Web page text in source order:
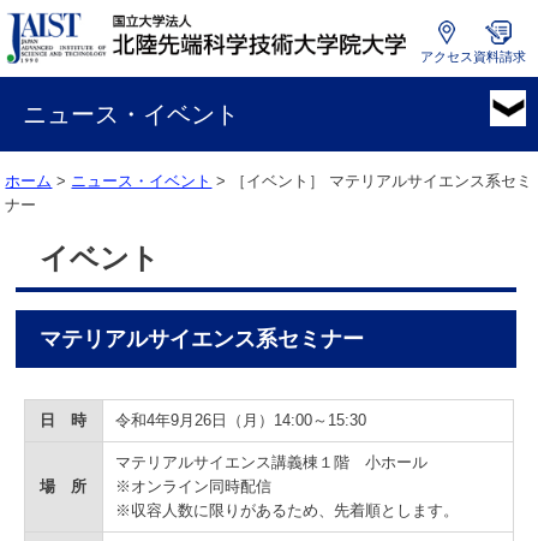
国
学
法
人
先
端
学
アクセス 資料請求
ニュース・イベント
ホーム > ニュース・イベント > ［イベント］ マテリアルサイエンス系セミ
ナー
イベント
マテリアルサイエンス系セミナー
日 時 令和4年9月26日（月）14:00～15:30
場 所
マテリアルサイエンス講義棟１階 小ホール
※オンライン同時配信
※収容人数に限りがあるため、先着順とします。